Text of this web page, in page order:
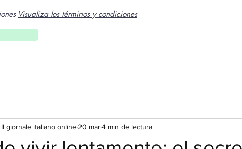
Visualiza los términos y condiciones
giornale italiano online 20 mar4 min de lectura